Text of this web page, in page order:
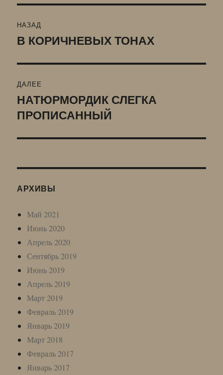
по
НАЗАД
Предыдущая
В КОРИЧНЕВЫХ ТОНАХ
ДАЛЕЕ
Следующая
запись:
НАТЮРМОРДИК СЛЕГКА
ПРОПИСАННЫЙ
АРХИВЫ
Май 2021
Июнь 2020
Апрель 2020
Сентябрь 2019
Июнь 2019
Апрель 2019
Март 2019
Февраль 2019
Январь 2019
Март 2018
Февраль 2017
Январь 2017